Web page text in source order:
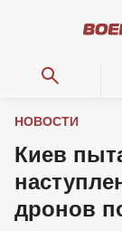
НОВОСТИ
Киев
дронов